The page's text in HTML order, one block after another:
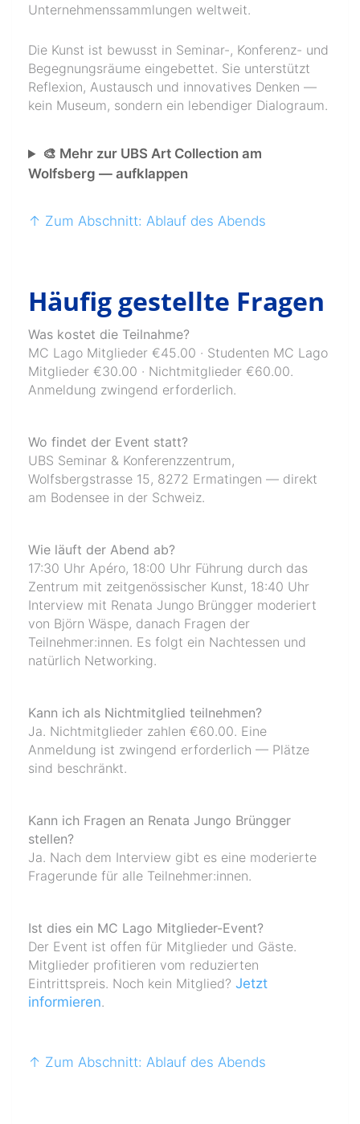
Unternehmenssammlungen weltweit.
Die Kunst ist bewusst in Seminar-, Konferenz- und
Begegnungsräume eingebettet. Sie unterstützt
Reflexion, Austausch und innovatives Denken —
kein Museum, sondern ein lebendiger Dialograum.
🎨 Mehr zur UBS Art Collection am
Wolfsberg — aufklappen
↑ Zum Abschnitt: Ablauf des Abends
Häufig gestellte Fragen
Was kostet die Teilnahme?
MC Lago Mitglieder €45.00 · Studenten MC Lago
Mitglieder €30.00 · Nichtmitglieder €60.00.
Anmeldung zwingend erforderlich.
Wo findet der Event statt?
UBS Seminar & Konferenzzentrum,
Wolfsbergstrasse 15, 8272 Ermatingen — direkt
am Bodensee in der Schweiz.
Wie läuft der Abend ab?
17:30 Uhr Apéro, 18:00 Uhr Führung durch das
Zentrum mit zeitgenössischer Kunst, 18:40 Uhr
Interview mit Renata Jungo Brüngger moderiert
von Björn Wäspe, danach Fragen der
Teilnehmer:innen. Es folgt ein Nachtessen und
natürlich Networking.
Kann ich als Nichtmitglied teilnehmen?
Ja. Nichtmitglieder zahlen €60.00. Eine
Anmeldung ist zwingend erforderlich — Plätze
sind beschränkt.
Kann ich Fragen an Renata Jungo Brüngger
stellen?
Ja. Nach dem Interview gibt es eine moderierte
Fragerunde für alle Teilnehmer:innen.
Ist dies ein MC Lago Mitglieder-Event?
Der Event ist offen für Mitglieder und Gäste.
Mitglieder profitieren vom reduzierten
Eintrittspreis. Noch kein Mitglied? Jetzt
informieren.
↑ Zum Abschnitt: Ablauf des Abends